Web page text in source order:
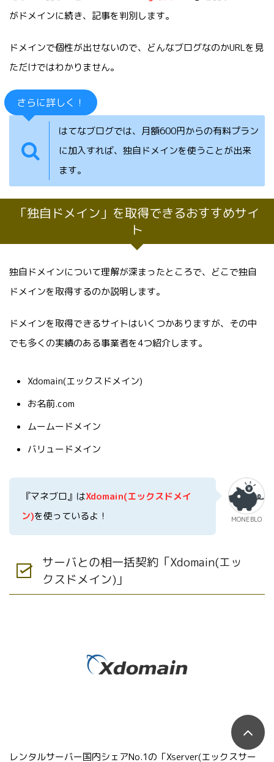
がドメインに続き、記事を判別します。
ドメインで個性が出せないので、どんなブログなのかURLを見
ただけではわかりません。
さらに詳しく！
はてなブログでは、月額600円からの有料プラン
に加入すれば、独自ドメインを使うことが出来
ます。
「独自ドメイン」を取得できるおすすめサイ
ト
独自ドメインについて理解が深まったところで、どこで独自
ドメインを取得するのか説明します。
ドメインを取得できるサイトはいくつかありますが、その中
でも多くの実績のある事業者を4つ紹介します。
Xdomain(エックスドメイン)
お名前.com
ムームードメイン
バリュードメイン
『マネブロ』はXdomain(エックスドメイ
ン)を使っているよ！ MONEBLO
サーバとの相一括契約「Xdomain(エッ
クスドメイン)」
レンタルサーバー国内シェアNo.1の「Xserver(エックスサー